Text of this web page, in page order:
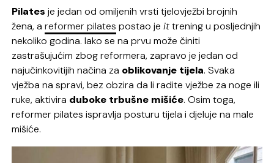
Pilates je jedan od omiljenih vrsti tjelovježbi brojnih
žena, areformer pilates postao jeittrening u posljednjih
nekoliko godina. Iako se na prvu može činiti
zastrašujućim zbog reformera, zapravo je jedan od
najučinkovitijih načina za oblikovanje tijela. Svaka
vježba na spravi, bez obzira da li radite vježbe za noge ili
ruke, aktivira duboke trbušne mišiće. Osim toga,
reformer pilates ispravlja posturu tijela i djeluje na male
mišiće.